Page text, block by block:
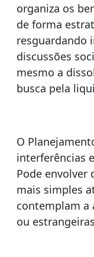
organiza os
de forma
resguardando
discussões
mesmo a
busca pela
O
interferências
Pode envolver
mais simples
contemplam a
ou